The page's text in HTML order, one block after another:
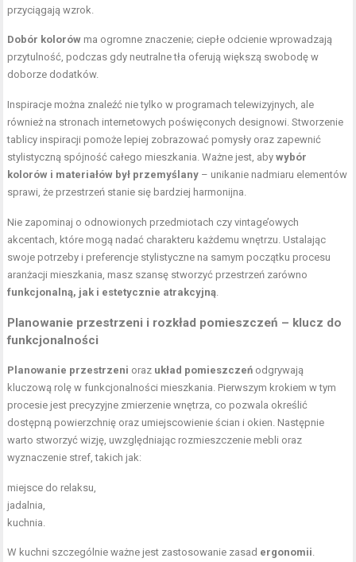
przyciągają wzrok.
Dobór kolorów ma ogromne znaczenie; ciepłe odcienie wprowadzają
przytulność, podczas gdy neutralne tła oferują większą swobodę w
doborze dodatków.
Inspiracje można znaleźć nie tylko w programach telewizyjnych, ale
również na stronach internetowych poświęconych designowi. Stworzenie
tablicy inspiracji pomoże lepiej zobrazować pomysły oraz zapewnić
stylistyczną spójność całego mieszkania. Ważne jest, abywybór
kolorów i materiałów był przemyślany – unikanie nadmiaru elementów
sprawi, że przestrzeń stanie się bardziej harmonijna.
Nie zapominaj o odnowionych przedmiotach czy vintage’owych
akcentach, które mogą nadać charakteru każdemu wnętrzu. Ustalając
swoje potrzeby i preferencje stylistyczne na samym początku procesu
aranżacji mieszkania, masz szansę stworzyć przestrzeń zarówno
funkcjonalną, jak i estetycznie atrakcyjną.
Planowanie przestrzeni i rozkład pomieszczeń – klucz do
funkcjonalności
Planowanie przestrzeni oraz układ pomieszczeń odgrywają
kluczową rolę w funkcjonalności mieszkania. Pierwszym krokiem w tym
procesie jest precyzyjne zmierzenie wnętrza, co pozwala określić
dostępną powierzchnię oraz umiejscowienie ścian i okien. Następnie
warto stworzyć wizję, uwzględniając rozmieszczenie mebli oraz
wyznaczenie stref, takich jak:
miejsce do relaksu,
jadalnia,
kuchnia.
W kuchni szczególnie ważne jest zastosowanie zasad ergonomii.